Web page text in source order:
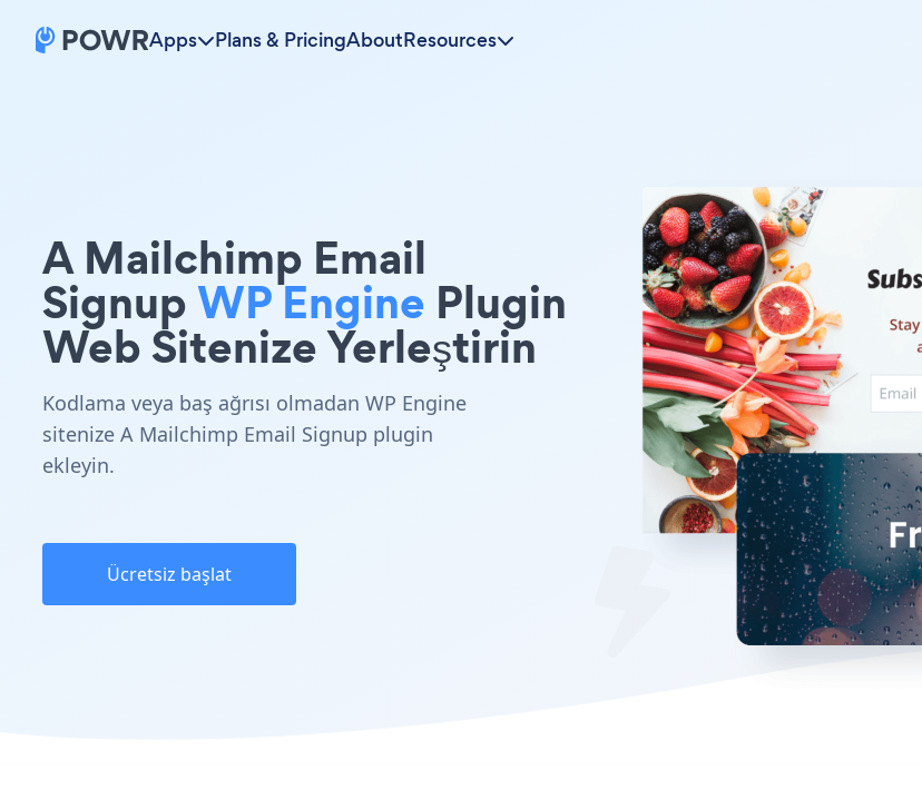
Apps Plans & PricingAboutResources
A Mailchimp Email
SignupWP Engine Plugin
Web Sitenize Yerleştirin
Kodlama veya baş ağrısı olmadan WP Engine
sitenize A Mailchimp Email Signup plugin
ekleyin.
Ücretsiz başlat